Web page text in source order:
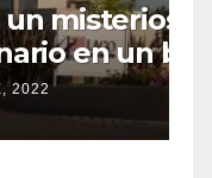
barrio